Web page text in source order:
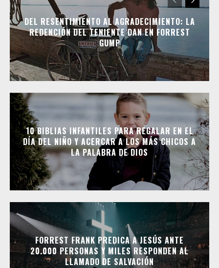
DEL RESENTIMIENTO AL AGRADECIMIENTO: LA
REDENCIÓN DEL TENIENTE DAN EN FORREST
GUMP
10 BIBLIAS INFANTILES PARA REGALAR EN EL
DÍA DEL NIÑO Y ACERCAR A LOS MÁS CHICOS A
LA PALABRA DE DIOS
FORREST FRANK PREDICA A JESÚS ANTE
20.000 PERSONAS Y MILES RESPONDEN AL
LLAMADO DE SALVACIÓN